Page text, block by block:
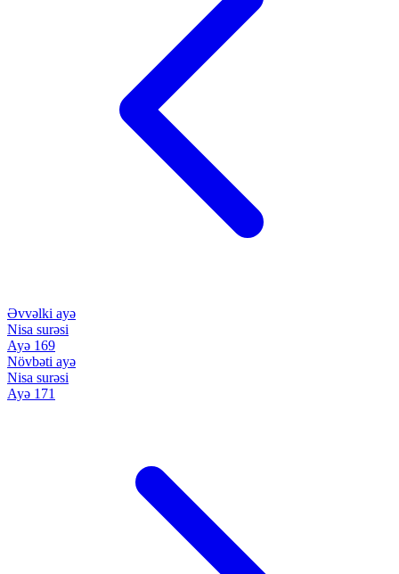
Əvvəlki ayə
Nisa surəsi
Ayə 169
Növbəti ayə
Nisa surəsi
Ayə 171